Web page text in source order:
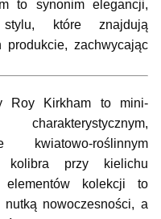
to synonim elegancji,
które znajdują
zachwycając
Roy Kirkham to mini-
kwiatowo-roślinnym
kolibra przy kielichu
elementów kolekcji to
nowoczesności, a